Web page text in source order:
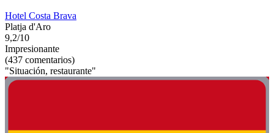
Hotel Costa Brava
Platja d'Aro
9,2/10
Impresionante
(437 comentarios)
"Situación, restaurante"